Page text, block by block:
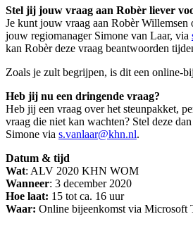
Stel jij jouw vraag aan Robèr liever
Je kunt jouw vraag aan Robèr Willemsen
jouw regiomanager Simone van Laar, via
kan Robèr deze vraag beantwoorden
Zoals je zult begrijpen, is dit een online-
Heb jij nu een dringende vraag?
Heb jij een vraag over het steunpakket,
vraag die niet kan wachten? Stel deze
Simone via s.vanlaar@khn.nl.
Datum & tijd
Wat: ALV 2020 KHN WOM
Wanneer: 3 december 2020
Hoe laat: 15 tot ca. 16 uur
Waar: Online bijeenkomst via Microsoft